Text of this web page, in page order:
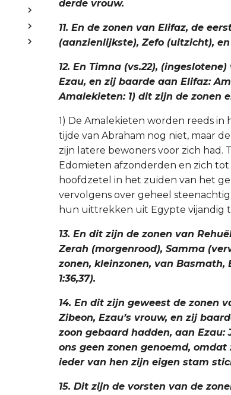
derde vrouw.
11. En de zonen van Elifaz, de
(aanzienlijkste), Zefo (uitzicht),
12. En Timna (vs.22),
Ezau, en zij baarde aan Elifaz:
Amalekieten: 1) dit zijn de zonen
1) De Amalekieten worden reeds
tijde van Abraham nog niet, maar
zijn latere bewoners voor zich had.
Edomieten afzonderden en zich
hoofdzetel in het zuiden van het
vervolgens over geheel
hun uittrekken uit Egypte vijandig
13. En dit zijn de zonen van
Zerah (morgenrood), Samma
zonen, kleinzonen, van Basmath,
1:36,37).
14. En dit zijn geweest de zonen
Zibeon, Ezau’s vrouw, en zij
zoon gebaard hadden, aan Ezau:
ons geen zonen genoemd,
ieder van hen zijn eigen stam
15. Dit zijn de vorsten van de